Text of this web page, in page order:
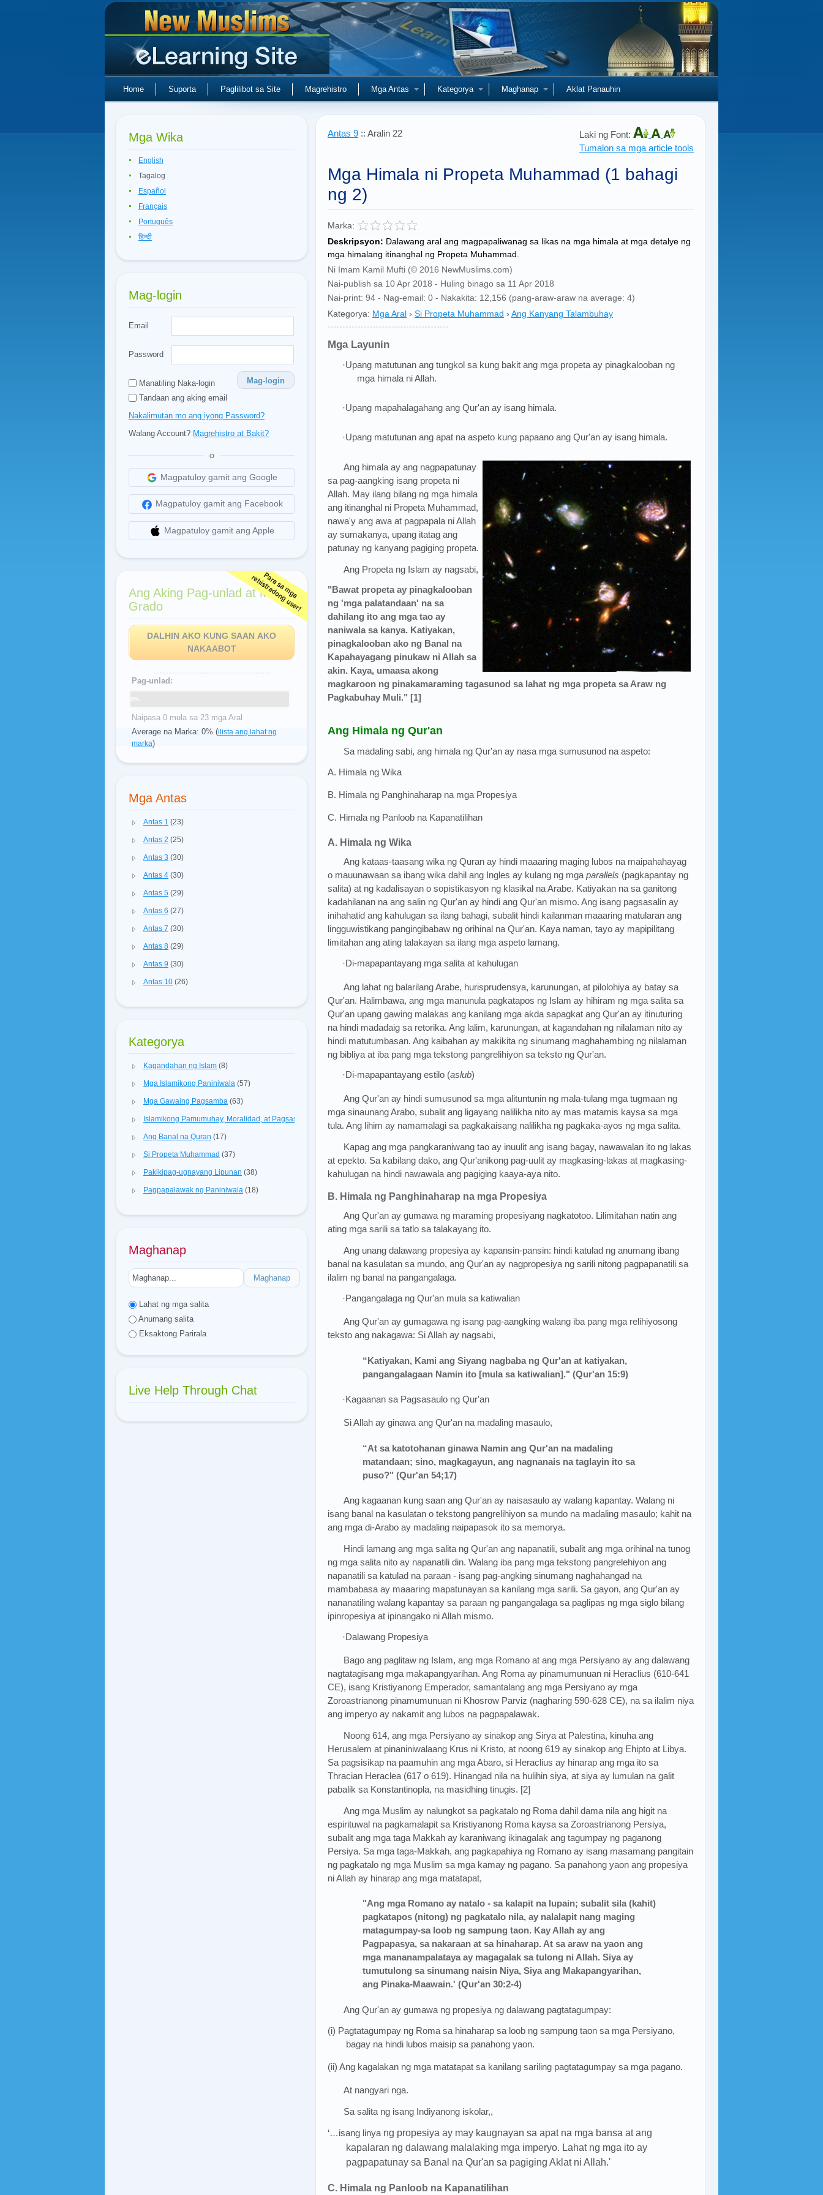
Home Suporta Paglilibot sa Site Magrehistro Mga Antas Kategorya Maghanap Aklat Panauhin
Mga Wika
English
Tagalog
Español
Français
Português
हिन्दी
Mag-login
Email
Password
Manatiling Naka-login
Mag-login
Tandaan ang aking email
Nakalimutan mo ang iyong Password?
Walang Account? Magrehistro at Bakit?
O
Magpatuloy gamit ang Google
Magpatuloy gamit ang Facebook
Magpatuloy gamit ang Apple
Ang Aking Pag-unlad at Mga
Grado
DALHIN AKO KUNG SAAN AKO
NAKAABOT
Pag-unlad:
0%
Naipasa 0 mula sa 23 mga Aral
Average na Marka: 0% (ilista ang lahat ng
marka)
Mga Antas
Antas 1 (23)
Antas 2 (25)
Antas 3 (30)
Antas 4 (30)
Antas 5 (29)
Antas 6 (27)
Antas 7 (30)
Antas 8 (29)
Antas 9 (30)
Antas 10 (26)
Kategorya
Kagandahan ng Islam (8)
Mga Islamikong Paniniwala (57)
Mga Gawaing Pagsamba (63)
Islamikong Pamumuhay, Moralidad, at Pagsasagawa
Ang Banal na Quran (17)
Si Propeta Muhammad (37)
Pakikipag-ugnayang Lipunan (38)
Pagpapalawak ng Paniniwala (18)
Maghanap
Maghanap
Lahat ng mga salita
Anumang salita
Eksaktong Parirala
Live Help Through Chat
Antas 9 :: Aralin 22
Laki ng Font:
Tumalon sa mga article tools
Mga Himala ni Propeta Muhammad (1 bahagi
ng 2)
Marka:
Deskripsyon: Dalawang aral ang magpapaliwanag sa likas na mga himala at mga detalye ng
mga himalang itinanghal ng Propeta Muhammad.
Ni Imam Kamil Mufti (© 2016 NewMuslims.com)
Nai-publish sa 10 Apr 2018 - Huling binago sa 11 Apr 2018
Nai-print: 94 - Nag-email: 0 - Nakakita: 12,156 (pang-araw-araw na average: 4)
Kategorya: Mga Aral › Si Propeta Muhammad › Ang Kanyang Talambuhay
Mga Layunin
·Upang matutunan ang tungkol sa kung bakit ang mga propeta ay pinagkalooban ng
mga himala ni Allah.
·Upang mapahalagahang ang Qur'an ay isang himala.
·Upang matutunan ang apat na aspeto kung papaano ang Qur'an ay isang himala.
Ang himala ay ang nagpapatunay
sa pag-aangking isang propeta ni
Allah. May ilang bilang ng mga himala
ang itinanghal ni Propeta Muhammad,
nawa'y ang awa at pagpapala ni Allah
ay sumakanya, upang itatag ang
patunay ng kanyang pagiging propeta.
Ang Propeta ng Islam ay nagsabi,
"Bawat propeta ay pinagkalooban
ng 'mga palatandaan' na sa
dahilang ito ang mga tao ay
naniwala sa kanya. Katiyakan,
pinagkalooban ako ng Banal na
Kapahayagang pinukaw ni Allah sa
akin. Kaya, umaasa akong
magkaroon ng pinakamaraming tagasunod sa lahat ng mga propeta sa Araw ng
Pagkabuhay Muli." [1]
Ang Himala ng Qur'an
Sa madaling sabi, ang himala ng Qur'an ay nasa mga sumusunod na aspeto:
A. Himala ng Wika
B. Himala ng Panghinaharap na mga Propesiya
C. Himala ng Panloob na Kapanatilihan
A. Himala ng Wika
Ang kataas-taasang wika ng Quran ay hindi maaaring maging lubos na maipahahayag
o mauunawaan sa ibang wika dahil ang Ingles ay kulang ng mga parallels (pagkapantay ng
salita) at ng kadalisayan o sopistikasyon ng klasikal na Arabe. Katiyakan na sa ganitong
kadahilanan na ang salin ng Qur'an ay hindi ang Qur'an mismo. Ang isang pagsasalin ay
inihahatid ang kahulugan sa ilang bahagi, subalit hindi kailanman maaaring matularan ang
lingguwistikang pangingibabaw ng orihinal na Qur'an. Kaya naman, tayo ay mapipilitang
limitahan ang ating talakayan sa ilang mga aspeto lamang.
·Di-mapapantayang mga salita at kahulugan
Ang lahat ng balarilang Arabe, hurisprudensya, karunungan, at pilolohiya ay batay sa
Qur'an. Halimbawa, ang mga manunula pagkatapos ng Islam ay hihiram ng mga salita sa
Qur'an upang gawing malakas ang kanilang mga akda sapagkat ang Qur'an ay itinuturing
na hindi madadaig sa retorika. Ang lalim, karunungan, at kagandahan ng nilalaman nito ay
hindi matutumbasan. Ang kaibahan ay makikita ng sinumang maghahambing ng nilalaman
ng bibliya at iba pang mga tekstong pangrelihiyon sa teksto ng Qur'an.
·Di-mapapantayang estilo (aslub)
Ang Qur'an ay hindi sumusunod sa mga alituntunin ng mala-tulang mga tugmaan ng
mga sinaunang Arabo, subalit ang ligayang nalilikha nito ay mas matamis kaysa sa mga
tula. Ang lihim ay namamalagi sa pagkakaisang nalilikha ng pagkaka-ayos ng mga salita.
Kapag ang mga pangkaraniwang tao ay inuulit ang isang bagay, nawawalan ito ng lakas
at epekto. Sa kabilang dako, ang Qur'anikong pag-uulit ay magkasing-lakas at magkasing-
kahulugan na hindi nawawala ang pagiging kaaya-aya nito.
B. Himala ng Panghinaharap na mga Propesiya
Ang Qur'an ay gumawa ng maraming propesiyang nagkatotoo. Lilimitahan natin ang
ating mga sarili sa tatlo sa talakayang ito.
Ang unang dalawang propesiya ay kapansin-pansin: hindi katulad ng anumang ibang
banal na kasulatan sa mundo, ang Qur'an ay nagpropesiya ng sarili nitong pagpapanatili sa
ilalim ng banal na pangangalaga.
·Pangangalaga ng Qur'an mula sa katiwalian
Ang Qur'an ay gumagawa ng isang pag-aangking walang iba pang mga relihiyosong
teksto ang nakagawa: Si Allah ay nagsabi,
“Katiyakan, Kami ang Siyang nagbaba ng Qur'an at katiyakan,
pangangalagaan Namin ito [mula sa katiwalian]." (Qur'an 15:9)
·Kagaanan sa Pagsasaulo ng Qur'an
Si Allah ay ginawa ang Qur'an na madaling masaulo,
“At sa katotohanan ginawa Namin ang Qur'an na madaling
matandaan; sino, magkagayun, ang nagnanais na taglayin ito sa
puso?" (Qur'an 54;17)
Ang kagaanan kung saan ang Qur'an ay naisasaulo ay walang kapantay. Walang ni
isang banal na kasulatan o tekstong pangrelihiyon sa mundo na madaling masaulo; kahit na
ang mga di-Arabo ay madaling naipapasok ito sa memorya.
Hindi lamang ang mga salita ng Qur'an ang napanatili, subalit ang mga orihinal na tunog
ng mga salita nito ay napanatili din. Walang iba pang mga tekstong pangrelehiyon ang
napanatili sa katulad na paraan - isang pag-angking sinumang naghahangad na
mambabasa ay maaaring mapatunayan sa kanilang mga sarili. Sa gayon, ang Qur'an ay
nananatiling walang kapantay sa paraan ng pangangalaga sa paglipas ng mga siglo bilang
ipinropesiya at ipinangako ni Allah mismo.
·Dalawang Propesiya
Bago ang paglitaw ng Islam, ang mga Romano at ang mga Persiyano ay ang dalawang
nagtatagisang mga makapangyarihan. Ang Roma ay pinamumunuan ni Heraclius (610-641
CE), isang Kristiyanong Emperador, samantalang ang mga Persiyano ay mga
Zoroastrianong pinamumunuan ni Khosrow Parviz (nagharing 590-628 CE), na sa ilalim niya
ang imperyo ay nakamit ang lubos na pagpapalawak.
Noong 614, ang mga Persiyano ay sinakop ang Sirya at Palestina, kinuha ang
Herusalem at pinaniniwalaang Krus ni Kristo, at noong 619 ay sinakop ang Ehipto at Libya.
Sa pagsisikap na paamuhin ang mga Abaro, si Heraclius ay hinarap ang mga ito sa
Thracian Heraclea (617 o 619). Hinangad nila na hulihin siya, at siya ay lumulan na galit
pabalik sa Konstantinopla, na masidhing tinugis. [2]
Ang mga Muslim ay nalungkot sa pagkatalo ng Roma dahil dama nila ang higit na
espirituwal na pagkamalapit sa Kristiyanong Roma kaysa sa Zoroastrianong Persiya,
subalit ang mga taga Makkah ay karaniwang ikinagalak ang tagumpay ng paganong
Persiya. Sa mga taga-Makkah, ang pagkapahiya ng Romano ay isang masamang pangitain
ng pagkatalo ng mga Muslim sa mga kamay ng pagano. Sa panahong yaon ang propesiya
ni Allah ay hinarap ang mga matatapat,
"Ang mga Romano ay natalo - sa kalapit na lupain; subalit sila (kahit)
pagkatapos (nitong) ng pagkatalo nila, ay nalalapit nang maging
matagumpay-sa loob ng sampung taon. Kay Allah ay ang
Pagpapasya, sa nakaraan at sa hinaharap. At sa araw na yaon ang
mga mananampalataya ay magagalak sa tulong ni Allah. Siya ay
tumutulong sa sinumang naisin Niya, Siya ang Makapangyarihan,
ang Pinaka-Maawain.' (Qur'an 30:2-4)
Ang Qur'an ay gumawa ng propesiya ng dalawang pagtatagumpay:
(i) Pagtatagumpay ng Roma sa hinaharap sa loob ng sampung taon sa mga Persiyano,
bagay na hindi lubos maisip sa panahong yaon.
(ii) Ang kagalakan ng mga matatapat sa kanilang sariling pagtatagumpay sa mga pagano.
At nangyari nga.
Sa salita ng isang Indiyanong iskolar,,
‘…isang linya ng propesiya ay may kaugnayan sa apat na mga bansa at ang
kapalaran ng dalawang malalaking mga imperyo. Lahat ng mga ito ay
pagpapatunay sa Banal na Qur'an sa pagiging Aklat ni Allah.'
C. Himala ng Panloob na Kapanatilihan